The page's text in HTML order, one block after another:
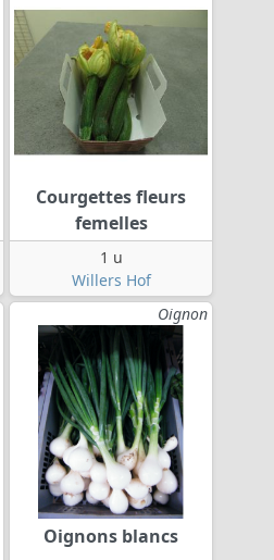
Courgettes fleurs
femelles
1 u
Willers Hof
Oignon
Oignons blancs